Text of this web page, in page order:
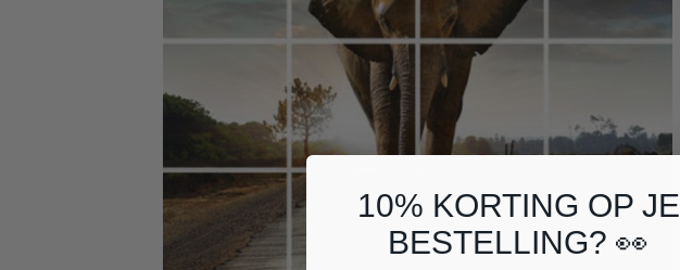
10% KORTING OP JE
BESTELLING? 👀